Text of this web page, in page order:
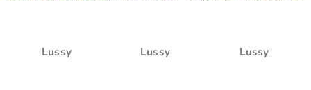
Lussy Lussy Lussy